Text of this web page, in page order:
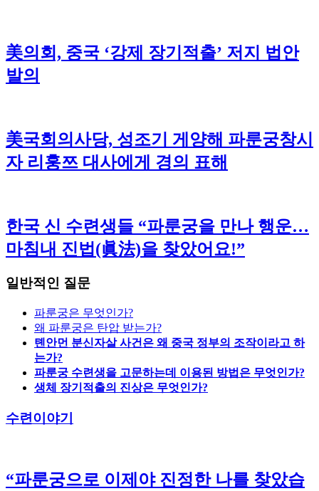
美의회, 중국 ‘강제 장기적출’ 저지 법안
발의
美국회의사당, 성조기 게양해 파룬궁창시
자 리훙쯔 대사에게 경의 표해
한국 신 수련생들 “파룬궁을 만나 행운…
마침내 진법(眞法)을 찾았어요!”
일반적인 질문
파룬궁은 무엇인가?
왜 파룬궁은 탄압 받는가?
톈안먼 분신자살 사건은 왜 중국 정부의 조작이라고 하
는가?
파룬궁 수련생을 고문하는데 이용된 방법은 무엇인가?
생체 장기적출의 진상은 무엇인가?
수련이야기
“파룬궁으로 이제야 진정한 나를 찾았습